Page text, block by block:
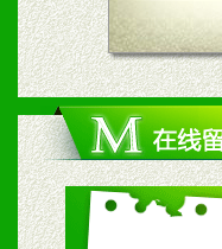
四、市场
1、根据
2、根据
3、根据